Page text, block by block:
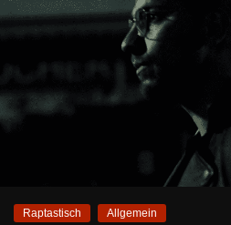
Raptastisch Allgemein